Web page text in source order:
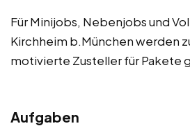
Für Minijobs, Nebenjobs und
Kirchheim b.München werden
motivierte Zusteller für Pakete
Aufgaben